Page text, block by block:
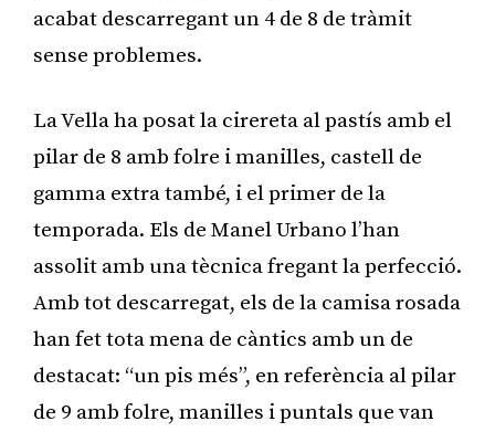
acabat descarregant un 4 de 8 de tràmit
sense problemes.
La Vella ha posat la cirereta al pastís amb el
pilar de 8 amb folre i manilles, castell de
gamma extra també, i el primer de la
temporada. Els de Manel Urbano l’han
assolit amb una tècnica fregant la perfecció.
Amb tot descarregat, els de la camisa rosada
han fet tota mena de càntics amb un de
destacat: “un pis més”, en referència al pilar
de 9 amb folre, manilles i puntals que van